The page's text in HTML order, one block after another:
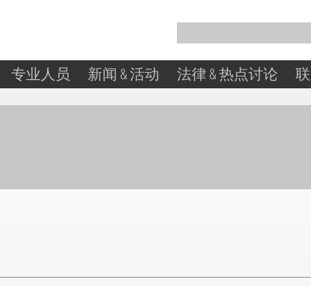
专业人员 新闻 & 活动 法律 & 热点讨论